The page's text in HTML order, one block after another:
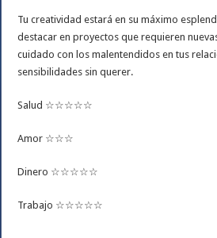
Tu creatividad estará en su máximo
destacar en proyectos que requieren
cuidado con los malentendidos en tus
sensibilidades sin querer.
Salud ☆☆☆☆☆
Amor ☆☆☆
Dinero ☆☆☆☆☆
Trabajo ☆☆☆☆☆